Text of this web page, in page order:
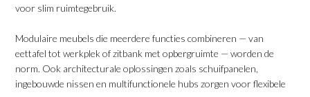
voor slim ruimtegebruik.
​Modulaire meubels die meerdere functies combineren — van
eettafel tot werkplek of zitbank met opbergruimte — worden de
norm. Ook architecturale oplossingen zoals schuifpanelen,
ingebouwde nissen en multifunctionele hubs zorgen voor flexibele